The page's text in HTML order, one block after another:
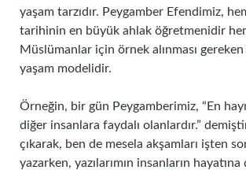
yaşam tarzıdır. Peygamber Efendimiz,
tarihinin en büyük ahlak öğretmenidir
Müslümanlar için örnek alınması
yaşam modelidir.
Örneğin, bir gün Peygamberimiz, “En
diğer insanlara faydalı olanlardır.”
çıkarak, ben de mesela akşamları işten
yazarken, yazılarımın insanların hayatına